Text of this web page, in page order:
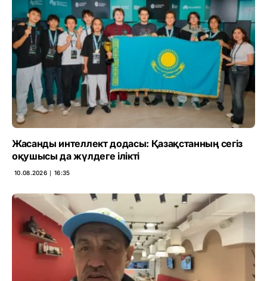
Жасанды интеллект додасы: Қазақстанның сегіз
оқушысы да жүлдеге ілікті
10.08.2026 ∣ 16:35